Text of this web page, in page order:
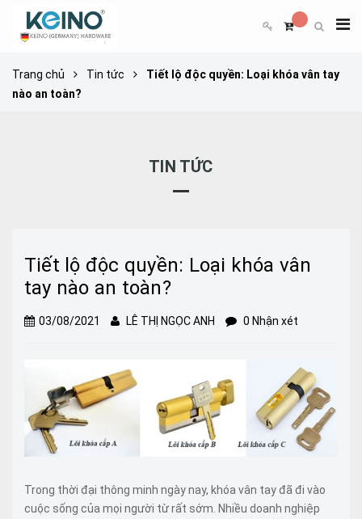
Trang chủ Tin tức
Tiết lộ độc quyền: Loại khóa vân tay
nào an toàn?
TIN TỨC
Tiết lộ độc quyền: Loại khóa vân
tay nào an toàn?
03/08/2021 LÊ THỊ NGỌC ANH 0 Nhận xét
Trong thời đại thông minh ngày nay, khóa vân tay đã đi vào
cuộc sống của mọi người từ rất sớm. Nhiều doanh nghiệp